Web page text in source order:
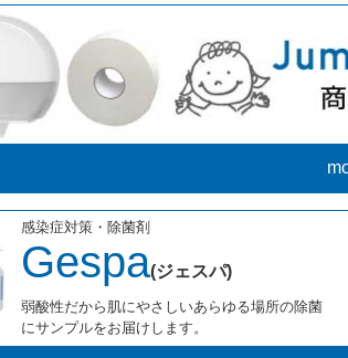
感染症対策・除菌剤
Gespa(ジェスパ)
弱酸性だから肌にやさしいあらゆる場所の除菌
にサンプルをお届けします。